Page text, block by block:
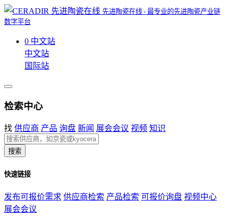
先进陶瓷在线 - 最专业的先进陶瓷产业链
数字平台
0 中文站
中文站
国际站
检索中心
找 供应商 产品 询盘 新闻 展会会议 视频 知识
搜索
快速链接
发布可报价需求 供应商检索 产品检索 可报价询盘 视频中心
展会会议